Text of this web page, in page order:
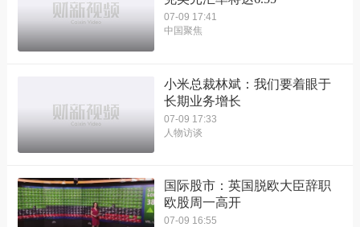
07-09 17:41
中国聚焦
小米总裁林斌：我们要着眼于
长期业务增长
07-09 17:33
人物访谈
国际股市：英国脱欧大臣辞职
欧股周一高开
07-09 16:55